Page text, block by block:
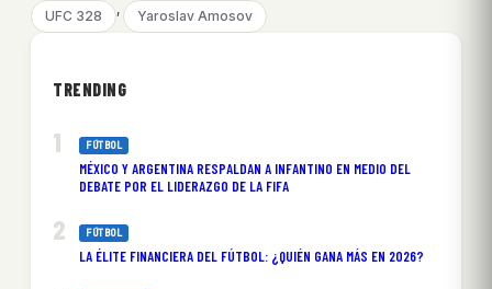
UFC 328 , Yaroslav Amosov
TRENDING
FÚTBOL
MÉXICO Y ARGENTINA RESPALDAN A INFANTINO EN MEDIO DEL
DEBATE POR EL LIDERAZGO DE LA FIFA
FÚTBOL
LA ÉLITE FINANCIERA DEL FÚTBOL: ¿QUIÉN GANA MÁS EN 2026?